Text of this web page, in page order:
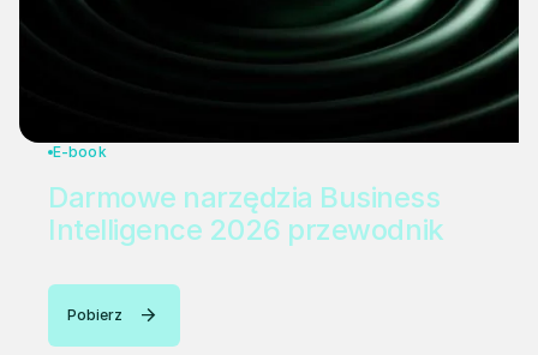
E-book
Darmowe narzędzia Business
Intelligence 2026 przewodnik
Pobierz